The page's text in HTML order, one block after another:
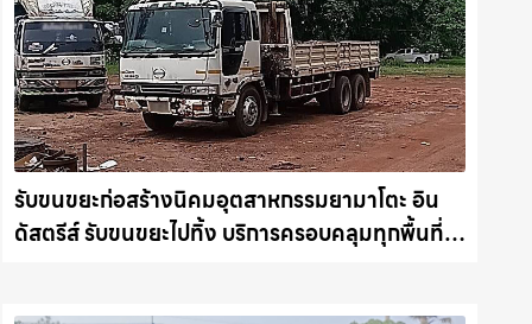
รับขนขยะก่อสร้างนิคมอุตสาหกรรมยามาโตะ อิน
ดัสตรีส์ รับขนขยะไปทิ้ง บริการครอบคลุมทุกพื้นที่